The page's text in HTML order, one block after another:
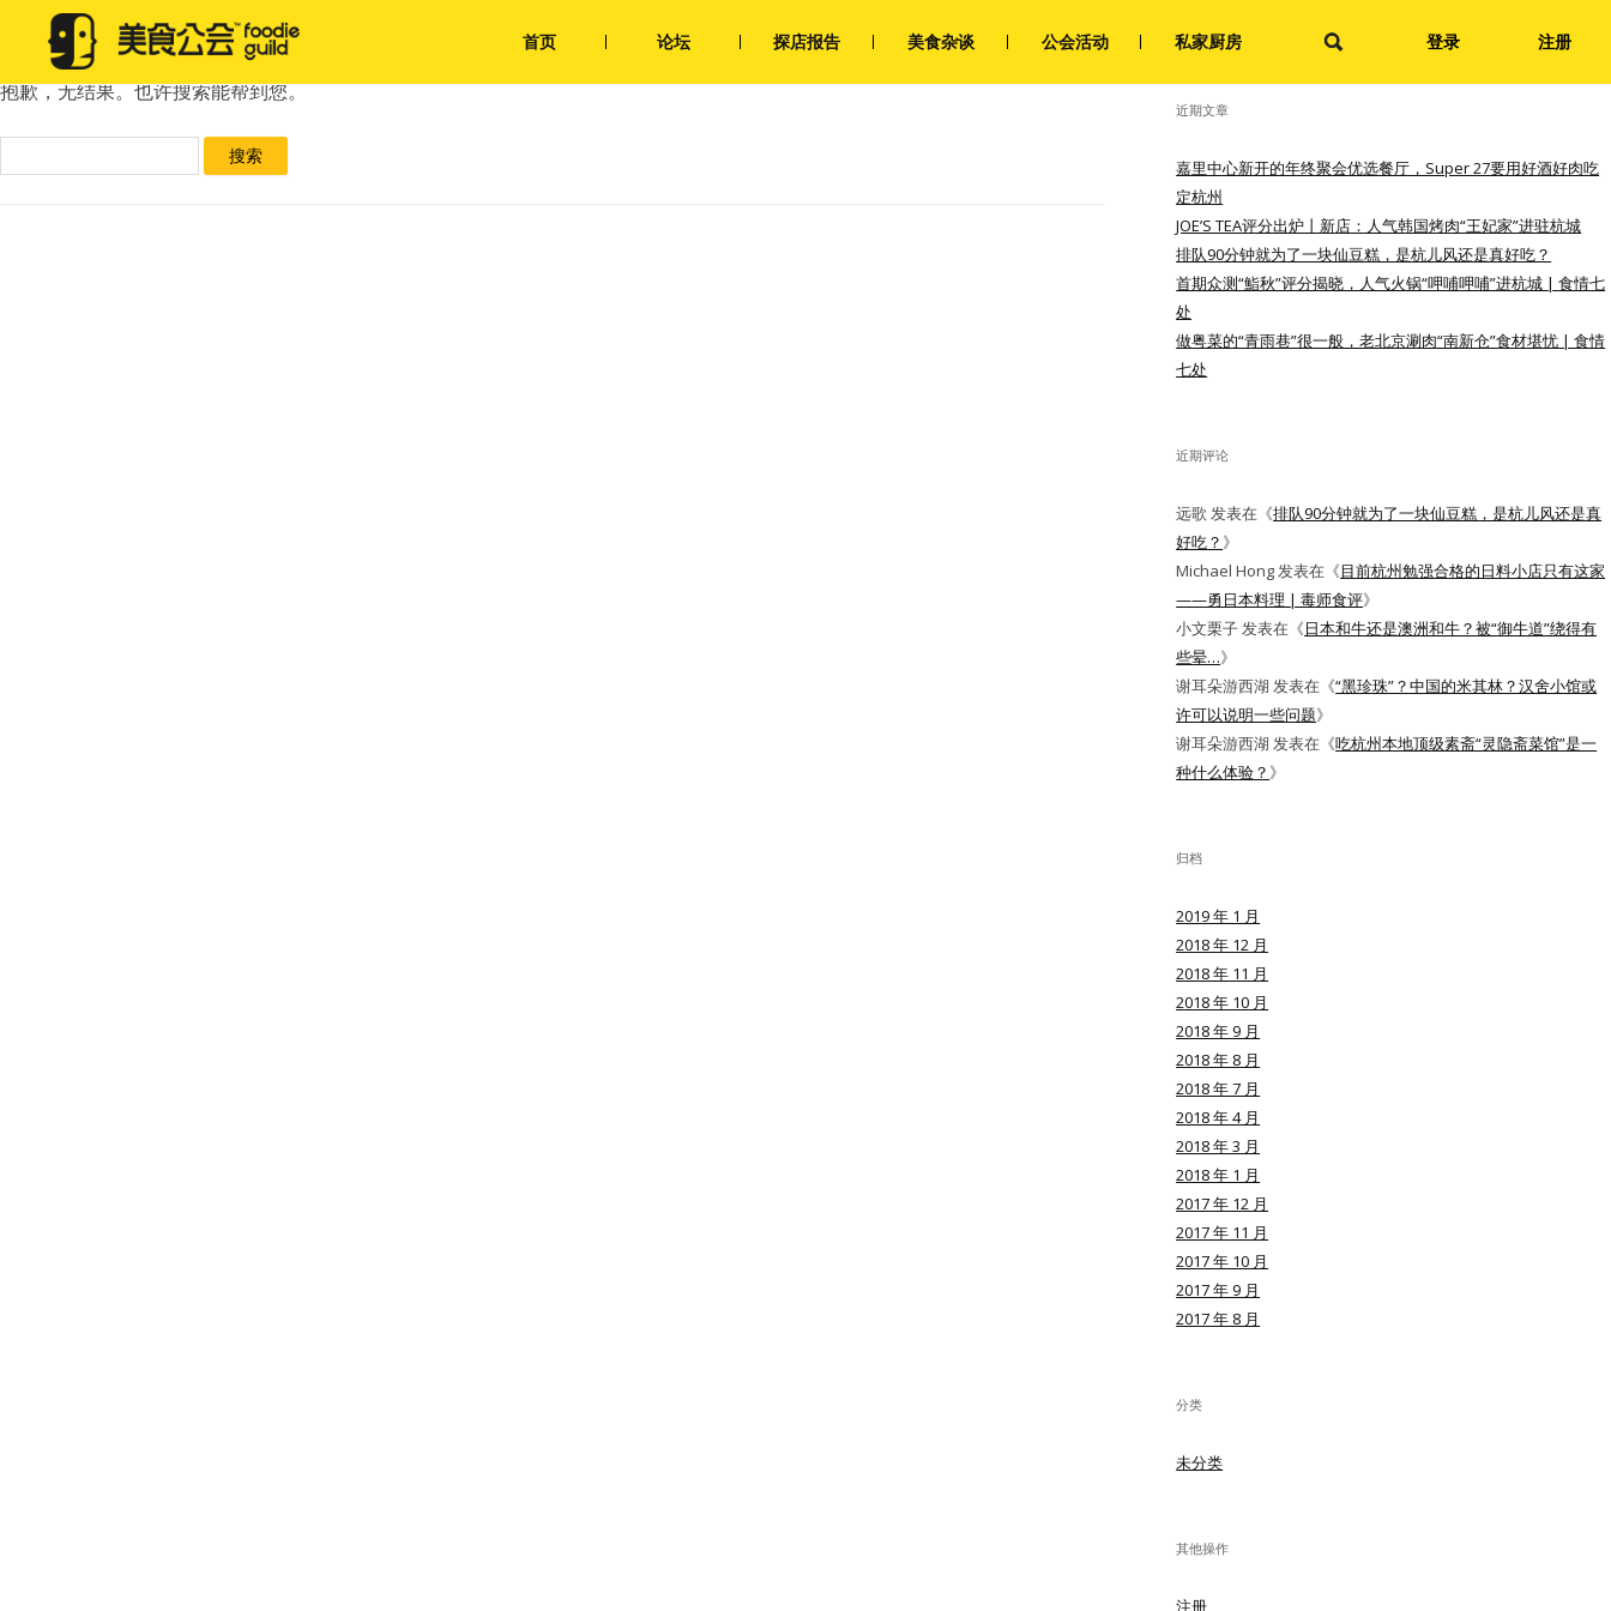
登录 注册
首页 论坛 探店报告 美食杂谈 公会活动 私家厨房
未找到
抱歉，无结果。也许搜索能帮到您。
索：
索：
近期文章
嘉里中心新开的年终聚会优选餐厅，Super 27要用好酒好肉吃
定杭州
JOE’S TEA评分出炉丨新店：人气韩国烤肉“王妃家”进驻杭城
排队90分钟就为了一块仙豆糕，是杭儿风还是真好吃？
首期众测“鮨秋”评分揭晓，人气火锅“呷哺呷哺”进杭城 | 食情七
处
做粤菜的“青雨巷”很一般，老北京涮肉“南新仓”食材堪忧 | 食情
七处
近期评论
远歌 发表在《排队90分钟就为了一块仙豆糕，是杭儿风还是真
好吃？ 》
Michael Hong发表在《目前杭州勉强合格的日料小店只有这家
——勇日本料理 | 毒师食评》
小文栗子发表在《日本和牛还是澳洲和牛？被“御牛道”绕得有
些晕…》
谢耳朵游西湖 发表在《“黑珍珠”？中国的米其林？汉舍小馆或
许可以说明一些问题》
谢耳朵游西湖 发表在《吃杭州本地顶级素斋“灵隐斋菜馆”是一
种什么体验？ 》
归档
2019 年 1 月
2018 年 12 月
2018 年 11 月
2018 年 10 月
2018 年 9 月
2018 年 8 月
2018 年 7 月
2018 年 4 月
2018 年 3 月
2018 年 1 月
2017 年 12 月
2017 年 11 月
2017 年 10 月
2017 年 9 月
2017 年 8 月
分类
未分类
其他操作
注册